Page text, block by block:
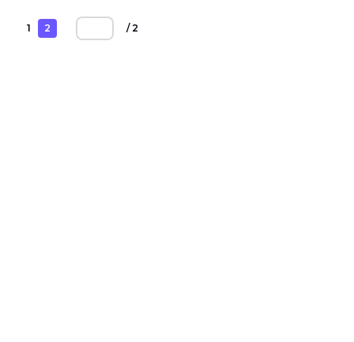
1 2 / 2